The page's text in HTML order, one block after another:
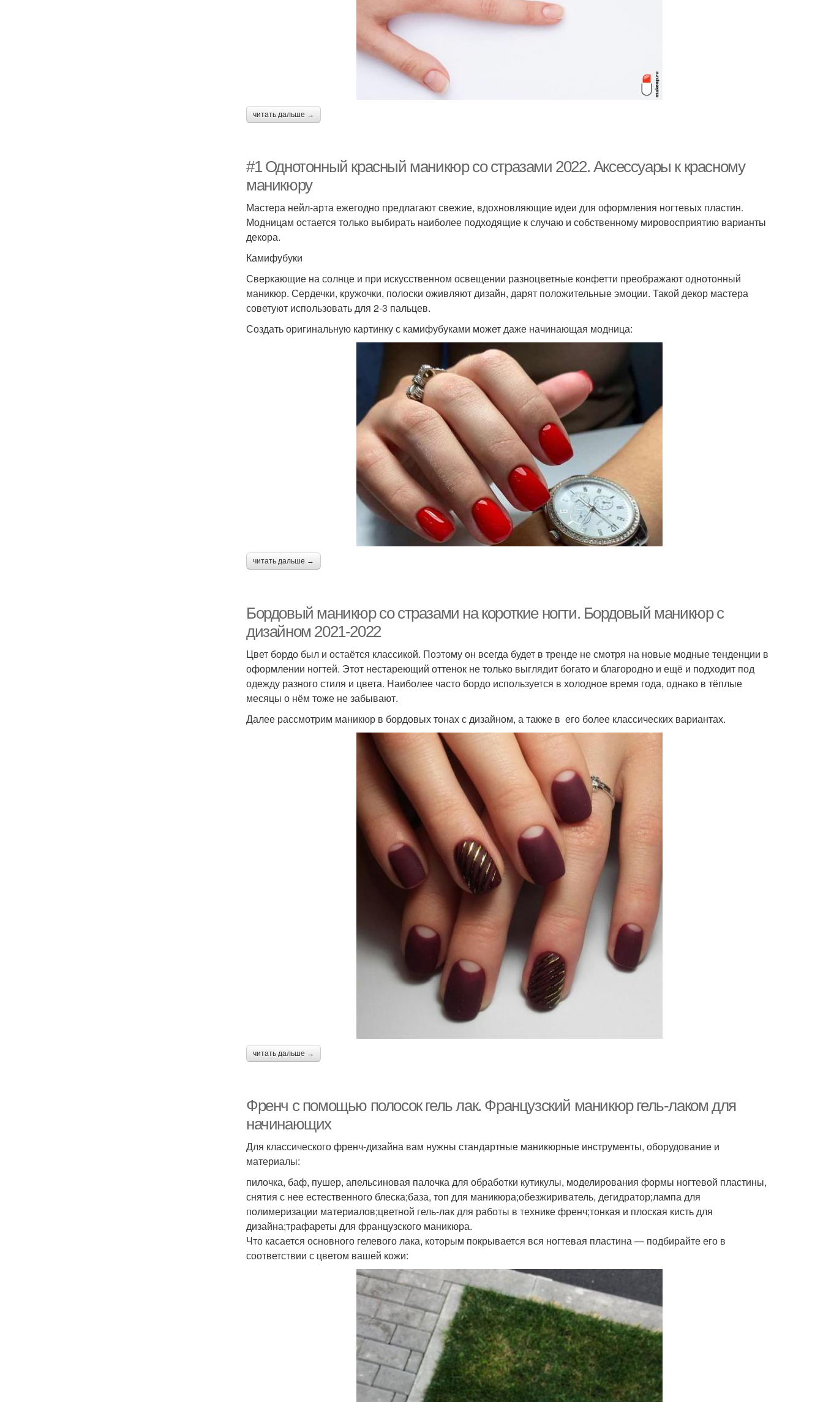
читать дальше →
#1 Однотонный красный маникюр со стразами 2022. Аксессуары к красному
маникюру
Мастера нейл-арта ежегодно предлагают свежие, вдохновляющие идеи для оформления ногтевых пластин.
Модницам остается только выбирать наиболее подходящие к случаю и собственному мировосприятию варианты
декора.
Камифубуки
Сверкающие на солнце и при искусственном освещении разноцветные конфетти преображают однотонный
маникюр. Сердечки, кружочки, полоски оживляют дизайн, дарят положительные эмоции. Такой декор мастера
советуют использовать для 2-3 пальцев.
Создать оригинальную картинку с камифубуками может даже начинающая модница:
читать дальше →
Бордовый маникюр со стразами на короткие ногти. Бордовый маникюр с
дизайном 2021-2022
Цвет бордо был и остаётся классикой. Поэтому он всегда будет в тренде не смотря на новые модные тенденции в
оформлении ногтей. Этот нестареющий оттенок не только выглядит богато и благородно и ещё и подходит под
одежду разного стиля и цвета. Наиболее часто бордо используется в холодное время года, однако в тёплые
месяцы о нём тоже не забывают.
Далее рассмотрим маникюр в бордовых тонах с дизайном, а также в его более классических вариантах.
читать дальше →
Френч с помощью полосок гель лак. Французский маникюр гель-лаком для
начинающих
Для классического френч-дизайна вам нужны стандартные маникюрные инструменты, оборудование и
материалы:
пилочка, баф, пушер, апельсиновая палочка для обработки кутикулы, моделирования формы ногтевой пластины,
снятия с нее естественного блеска;база, топ для маникюра;обезжириватель, дегидратор;лампа для
полимеризации материалов;цветной гель-лак для работы в технике френч;тонкая и плоская кисть для
дизайна;трафареты для французского маникюра.
Что касается основного гелевого лака, которым покрывается вся ногтевая пластина — подбирайте его в
соответствии с цветом вашей кожи: